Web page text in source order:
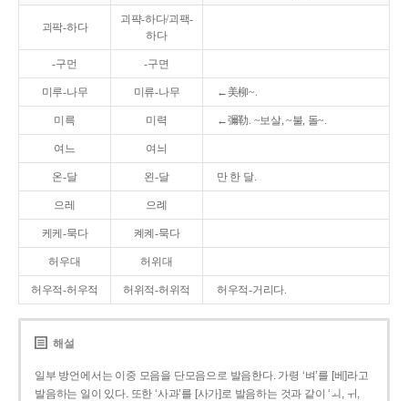
괴팍-하다
괴퍅-하다/괴팩-
하다
-구먼 -구면
미루-나무 미류-나무 ←美柳~.
미륵 미력 ←彌勒. ~보살, ~불, 돌~.
여느 여늬
온-달 왼-달 만 한 달.
으레 으례
케케-묵다 켸켸-묵다
허우대 허위대
허우적-허우적 허위적-허위적 허우적-거리다.
해설
일부 방언에서는 이중 모음을 단모음으로 발음한다. 가령 ‘벼’를 [베]라고
발음하는 일이 있다. 또한 ‘사과’를 [사가]로 발음하는 것과 같이 ‘ㅚ, ㅟ,